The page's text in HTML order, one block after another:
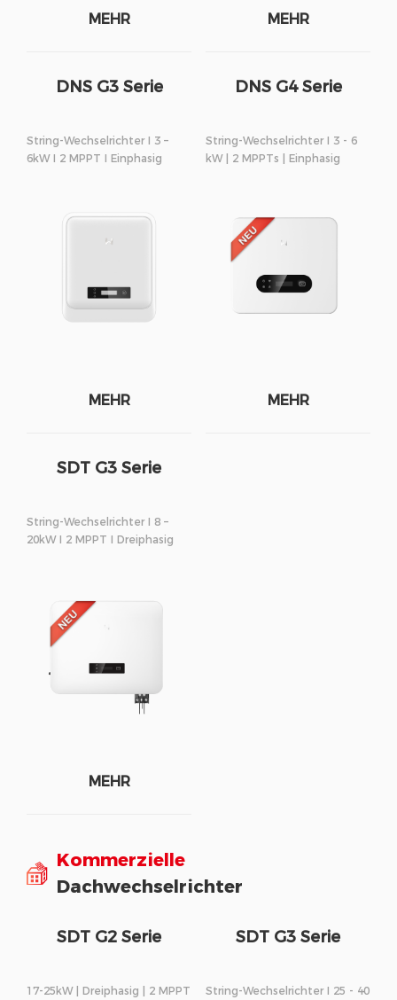
MEHR MEHR
DNS G3 Serie
String-Wechselrichter I 3 –
6kW I 2 MPPT I Einphasig
MEHR
DNS G4 Serie
String-Wechselrichter I 3 - 6
kW | 2 MPPTs | Einphasig
MEHR
SDT G3 Serie
String-Wechselrichter I 8 –
20kW I 2 MPPT I Dreiphasig
MEHR
Kommerzielle
Dachwechselrichter
SDT G2 Serie
17-25kW | Dreiphasig | 2 MPPT
SDT G3 Serie
String-Wechselrichter I 25 - 40